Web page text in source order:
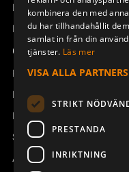
Boka service
Manualer och
Om Åkerströms
Kontakt
Nyheter
Pressrum
Säkerhet och direktiv
Allmänna villkor
kombinera den med
du har tillhandahållit
samlat in från din
tjänster. Läs mer
VISA ALLA PARTNERS
STRIKT
PRESTANDA
INRIKTNING